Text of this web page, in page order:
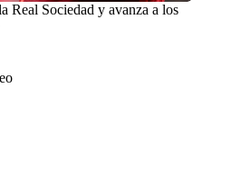
Real Sociedad y avanza a los